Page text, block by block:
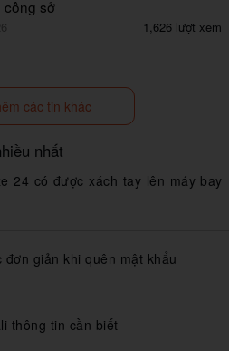
công sở
1,626 lượt xem
các tin khác
nhất
24 có được xách tay lên máy bay
giản khi quên mật khẩu
thông tin cần biết